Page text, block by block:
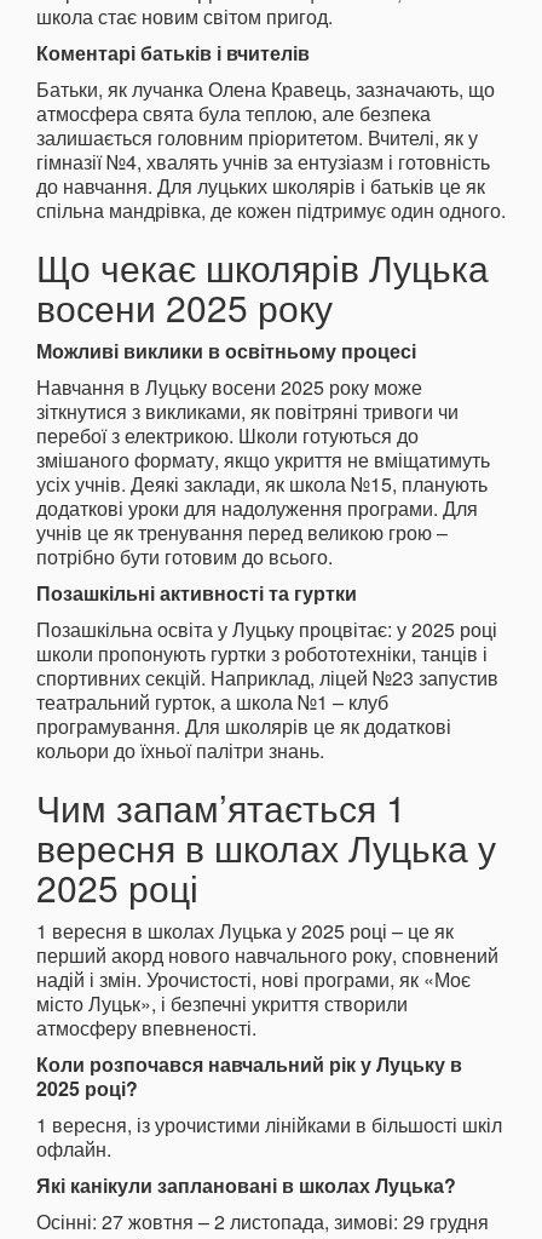
школа стає новим світом пригод.
Коментарі батьків і вчителів
Батьки, як лучанка Олена Кравець, зазначають, що
атмосфера свята була теплою, але безпека
залишається головним пріоритетом. Вчителі, як у
гімназії №4, хвалять учнів за ентузіазм і готовність
до навчання. Для луцьких школярів і батьків це як
спільна мандрівка, де кожен підтримує один одного.
Що чекає школярів Луцька
восени 2025 року
Можливі виклики в освітньому процесі
Навчання в Луцьку восени 2025 року може
зіткнутися з викликами, як повітряні тривоги чи
перебої з електрикою. Школи готуються до
змішаного формату, якщо укриття не вміщатимуть
усіх учнів. Деякі заклади, як школа №15, планують
додаткові уроки для надолуження програми. Для
учнів це як тренування перед великою грою –
потрібно бути готовим до всього.
Позашкільні активності та гуртки
Позашкільна освіта у Луцьку процвітає: у 2025 році
школи пропонують гуртки з робототехніки, танців і
спортивних секцій. Наприклад, ліцей №23 запустив
театральний гурток, а школа №1 – клуб
програмування. Для школярів це як додаткові
кольори до їхньої палітри знань.
Чим запам’ятається 1
вересня в школах Луцька у
2025 році
1 вересня в школах Луцька у 2025 році – це як
перший акорд нового навчального року, сповнений
надій і змін. Урочистості, нові програми, як «Моє
місто Луцьк», і безпечні укриття створили
атмосферу впевненості.
Коли розпочався навчальний рік у Луцьку в
2025 році?
1 вересня, із урочистими лінійками в більшості шкіл
офлайн.
Які канікули заплановані в школах Луцька?
Осінні: 27 жовтня – 2 листопада, зимові: 29 грудня